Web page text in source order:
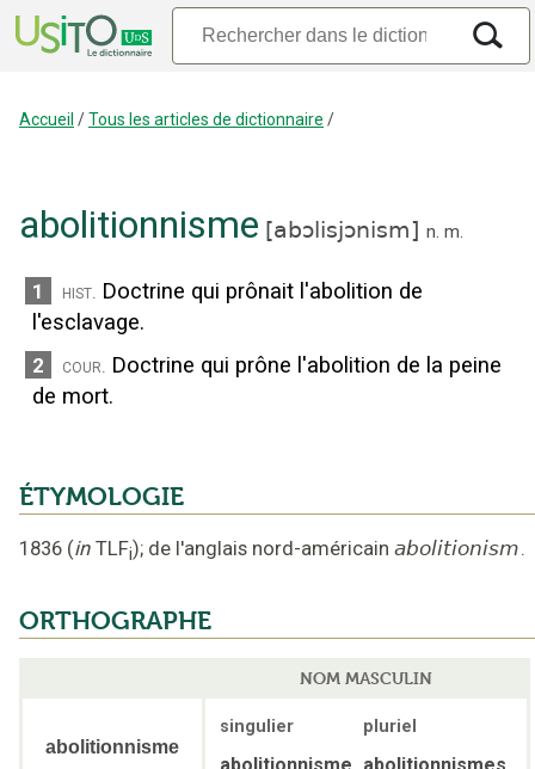
Accueil /Tous les articles de dictionnaire /
abolitionnisme [abɔlisjɔnism] n. m.
1 hist. Doctrine qui prônait l'abolition de
l'esclavage.
2 cour. Doctrine qui prône l'abolition de la peine
de mort.
ÉTYMOLOGIE
1836 (in TLFi); de l'anglais nord-américain abolitionism.
ORTHOGRAPHE
NOM MASCULIN
abolitionnisme
singulier pluriel